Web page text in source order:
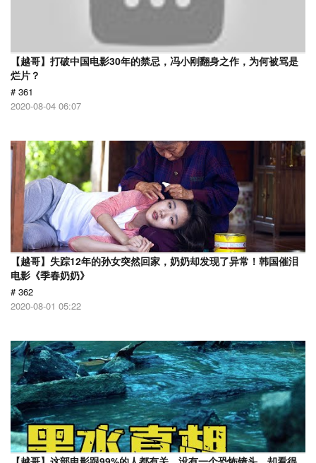
【越哥】打破中国电影30年的禁忌，冯小刚翻身之作，为何被骂是
烂片？
# 361
2020-08-04 06:07
【越哥】失踪12年的孙女突然回家，奶奶却发现了异常！韩国催泪
电影《季春奶奶》
# 362
2020-08-01 05:22